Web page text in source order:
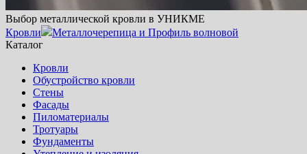
Выбор металлической кровли в УНИКМЕ
Кровли
Металлочерепица и Профиль волновой
Каталог
Кровли
Обустройство кровли
Стены
Фасады
Пиломатериалы
Тротуары
Фундаменты